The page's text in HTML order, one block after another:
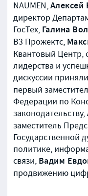
NAUMEN,Алексей
директор
ГосТех, Галина
В3 Прожектс,
Квантовый Центр,
лидерства и
дискуссии
первый
Федерации по
законодательству,
заместитель
Государственной
политике,
связи, Вадим
продвижению